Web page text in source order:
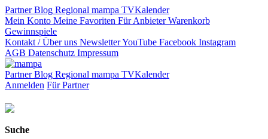
PartnerBlog Regional mampa TVKalender
Mein Konto Meine Favoriten Für AnbieterWarenkorb
Gewinnspiele
Kontakt / Über uns NewsletterYouTube Facebook Instagram
AGB Datenschutz Impressum
PartnerBlog Regional mampa TVKalender
Anmelden Für Partner
Suche